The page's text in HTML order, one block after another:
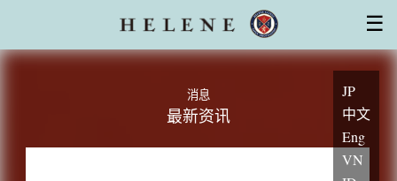
厚生劳动省对再生医疗计划的认可 干细胞的特性
医师・专家
集团系列医院
☰
JP
中文
Eng
VN
消息
最新资讯